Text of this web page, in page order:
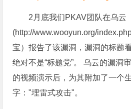
2月底我们PKAV团队在乌云
(http://www.wooyun.org/
宝）报告了该漏洞，漏洞的标题
绝对不是“标题党”。 乌云的漏洞
的视频演示后，为其附加了一个
字："埋雷式攻击"。